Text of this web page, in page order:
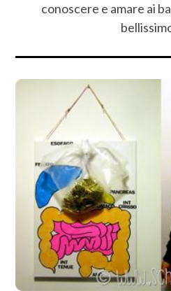
conoscere e amare ai